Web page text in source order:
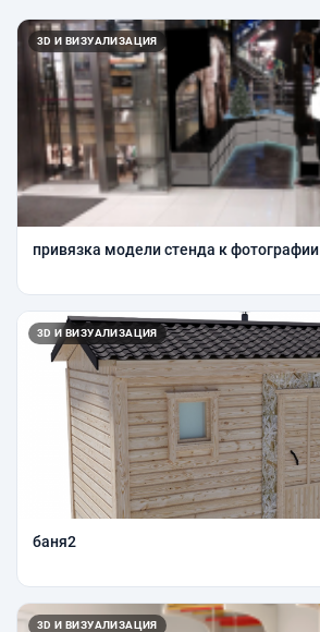
3D И ВИЗУАЛИЗАЦИЯ
привязка модели стенда к фотографии
3D И ВИЗУАЛИЗАЦИЯ
баня2
3D И ВИЗУАЛИЗАЦИЯ